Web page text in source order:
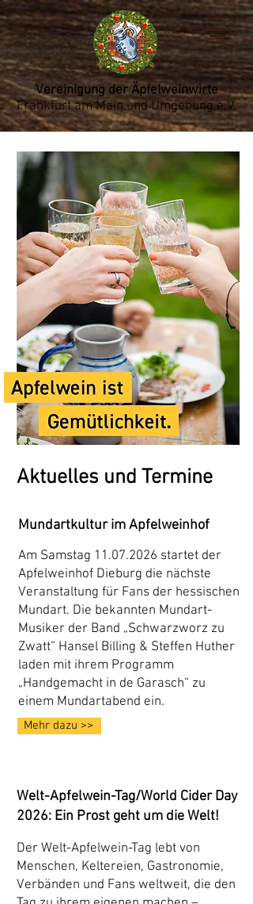
Vereinigung der Äpfelweinwirte
Frankfurt am Main und Umgebung e.V.
Aktuelles und Termine
Mundartkultur im Apfelweinhof
Am Samstag 11.07.2026 startet der
Apfelweinhof Dieburg die nächste
Veranstaltung für Fans der hessischen
Mundart. Die bekannten Mundart-
Musiker der Band „Schwarzworz zu
Zwatt“ Hansel Billing & Steffen Huther
laden mit ihrem Programm
„Handgemacht in de Garasch“ zu
einem Mundartabend ein.
Mehr dazu >>
Welt-Apfelwein-Tag/World Cider Day
2026: Ein Prost geht um die Welt!
Der Welt-Apfelwein-Tag lebt von
Menschen, Keltereien, Gastronomie,
Verbänden und Fans weltweit, die den